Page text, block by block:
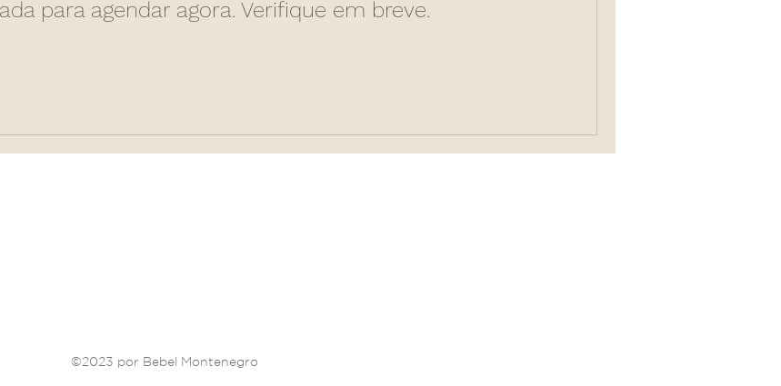
para agendar agora. Verifique em breve.
©2023 por Bebel Montenegro